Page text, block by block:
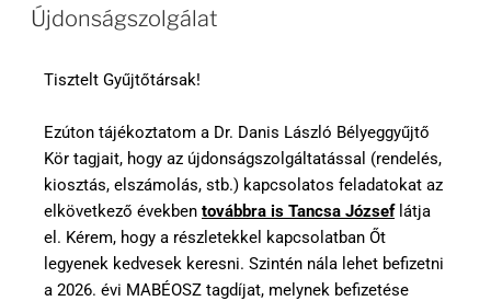
Újdonságszolgálat
Tisztelt Gyűjtőtársak!
Ezúton tájékoztatom a Dr. Danis László Bélyeggyűjtő
Kör tagjait, hogy az újdonságszolgáltatással (rendelés,
kiosztás, elszámolás, stb.) kapcsolatos feladatokat az
elkövetkező években továbbra is Tancsa Józseflátja
el. Kérem, hogy a részletekkel kapcsolatban Őt
legyenek kedvesek keresni. Szintén nála lehet befizetni
a 2026. évi MABÉOSZ tagdíjat, melynek befizetése